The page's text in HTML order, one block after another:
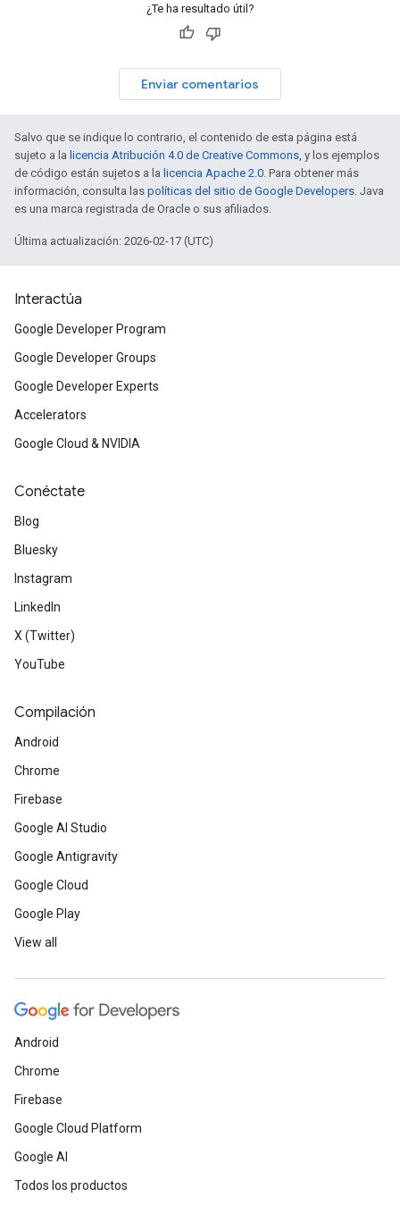
¿Te ha resultado útil?
Enviar comentarios
Salvo que se indique lo contrario, el contenido de esta página está
sujeto a la licencia Atribución 4.0 de Creative Commons, y los ejemplos
de código están sujetos a la licencia Apache 2.0. Para obtener más
información, consulta las políticas del sitio de Google Developers. Java
es una marca registrada de Oracle o sus afiliados.
Última actualización: 2026-02-17 (UTC)
Interactúa
Google Developer Program
Google Developer Groups
Google Developer Experts
Accelerators
Google Cloud & NVIDIA
Conéctate
Blog
Bluesky
Instagram
LinkedIn
X (Twitter)
YouTube
Compilación
Android
Chrome
Firebase
Google AI Studio
Google Antigravity
Google Cloud
Google Play
View all
Android
Chrome
Firebase
Google Cloud Platform
Google AI
Todos los productos